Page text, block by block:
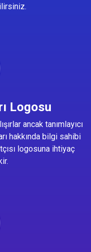
Logosu
ancak tanımlayıcı
hakkında bilgi sahibi
logosuna ihtiyaç